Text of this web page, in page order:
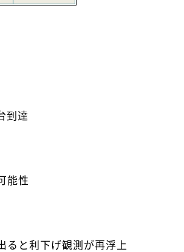
到達
能性
と利下げ観測が再浮上